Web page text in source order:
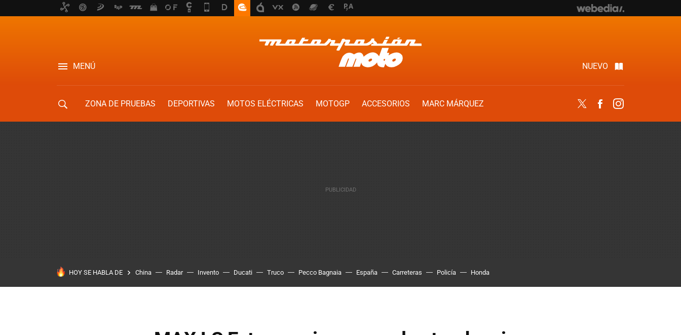
MENÚ NUEVO
ZONA DE PRUEBAS DEPORTIVAS MOTOS ELÉCTRICAS MOTOGP ACCESORIOS
MARC MÁRQUEZ
Twitter Facebook
HOY SE HABLA DE China Radar Invento Ducati Truco Pecco Bagnaia España Carreteras Policía Honda